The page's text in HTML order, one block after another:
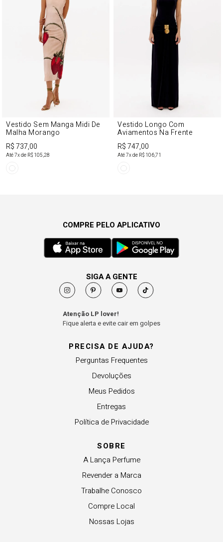
Vestido Sem Manga Midi De
Malha Morango
R$ 737,00
Até7x de R$ 105,28
Vestido Longo Com
Aviamentos Na Frente
R$ 747,00
Até7x de R$ 106,71
PRECISA DE AJUDA?
Perguntas Frequentes
Devoluções
Meus Pedidos
Entregas
Política de Privacidade
SOBRE
A Lança Perfume
Revender a Marca
Trabalhe Conosco
Compre Local
Nossas Lojas
COMPRE PELO APLICATIVO
SIGA A GENTE
Atenção LP lover!
Fique alerta e evite cair em golpes